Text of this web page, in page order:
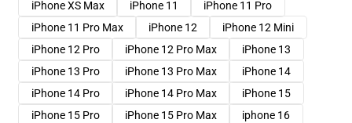
iPhone XS Max
iPhone 11
iPhone 11 Pro
iPhone 11 Pro Max
iPhone 12
iPhone 12 Mini
iPhone 12 Pro
iPhone 12 Pro Max
iPhone 13
iPhone 13 Pro
iPhone 13 Pro Max
iPhone 14
iPhone 14 Pro
iPhone 14 Pro Max
iPhone 15
iPhone 15 Pro
iPhone 15 Pro Max
iphone 16